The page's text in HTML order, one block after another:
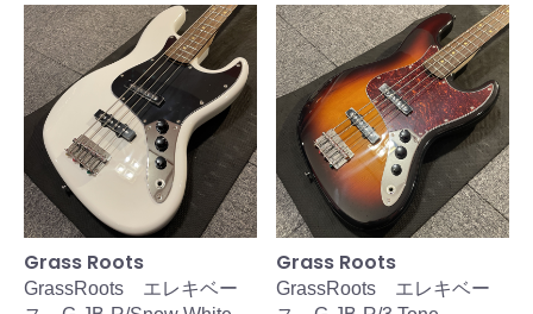
Grass Roots
GrassRoots エレキベー
Grass Roots
GrassRoots エレキベー